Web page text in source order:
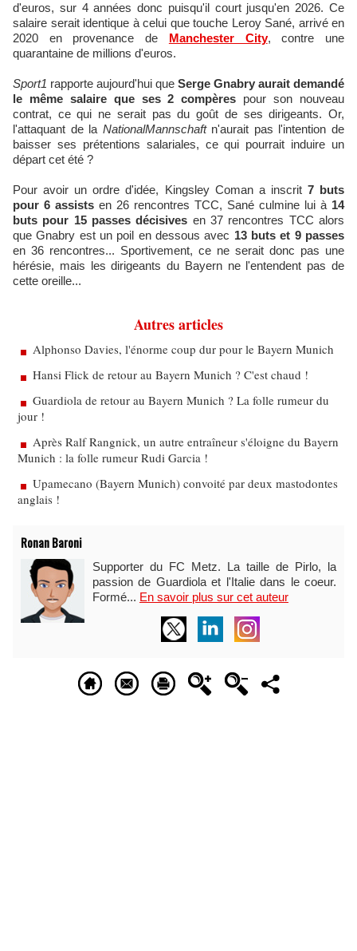
d'euros, sur 4 années donc puisqu'il court jusqu'en 2026. Ce
salaire serait identique à celui que touche Leroy Sané, arrivé en
2020 en provenance de Manchester City, contre une
quarantaine de millions d'euros.
Sport1 rapporte aujourd'hui que Serge Gnabry aurait demandé
le même salaire que ses 2 compères pour son nouveau
contrat, ce qui ne serait pas du goût de ses dirigeants. Or,
l'attaquant de la NationalMannschaftn'aurait pas l'intention de
baisser ses prétentions salariales, ce qui pourrait induire un
départ cet été ?
Pour avoir un ordre d'idée, Kingsley Coman a inscrit 7 buts
pour 6 assists en 26 rencontres TCC, Sané culmine lui à 14
buts pour 15 passes décisives en 37 rencontres TCC alors
que Gnabry est un poil en dessous avec 13 buts et 9 passes
en 36 rencontres... Sportivement, ce ne serait donc pas une
hérésie, mais les dirigeants du Bayern ne l'entendent pas de
cette oreille...
Autres articles
Alphonso Davies, l'énorme coup dur pour le Bayern Munich
Hansi Flick de retour au Bayern Munich ? C'est chaud !
Guardiola de retour au Bayern Munich ? La folle rumeur du
jour !
Après Ralf Rangnick, un autre entraîneur s'éloigne du Bayern
Munich : la folle rumeur Rudi Garcia !
Upamecano (Bayern Munich) convoité par deux mastodontes
anglais !
Ronan Baroni
Supporter du FC Metz. La taille de Pirlo, la
passion de Guardiola et l'Italie dans le coeur.
Formé... En savoir plus sur cet auteur